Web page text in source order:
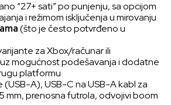
“27+ sati” po punjenju, sa opcijom
i režimom isključenja u mirovanju
(što je često potvrđeno u
zaXbox/računarili
mogućnost podešavanja i dodatne
platformu
A), USB-C na USB-A kabl za
mm, prenosna futrola, odvojivi boom